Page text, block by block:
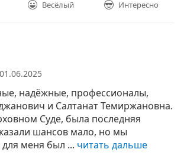
Весёлый Интересно
01.06.2025
надёжные, профессионалы,
и Салтанат Темиржановна.
Суде, была последняя
шансов мало, но мы
меня был ... читать дальше